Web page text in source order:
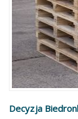
Decyzja